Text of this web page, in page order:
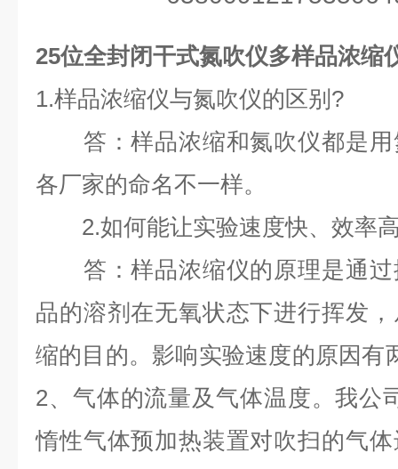
25位全封闭干式氮吹仪多样品浓缩
1.样品浓缩仪与氮吹仪的区别?
答：样品浓缩和氮吹仪都是用
各厂家的命名不一样。
2.如何能让实验速度快、效率
答：样品浓缩仪的原理是通过
品的溶剂在无氧状态下进行挥发
缩的目的。影响实验速度的原因有
2、气体的流量及气体温度。我公
惰性气体预加热装置对吹扫的气